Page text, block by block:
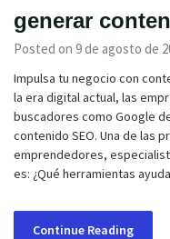
generar
Posted on 9 de agosto de
Impulsa tu negocio con
la era digital actual, las
buscadores como Google
contenido SEO. Una de las
emprendedores,
es: ¿Qué herramientas
Continue Reading